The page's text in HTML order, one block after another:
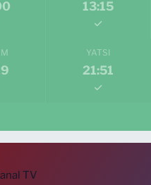
13:15
YATSI
21:51